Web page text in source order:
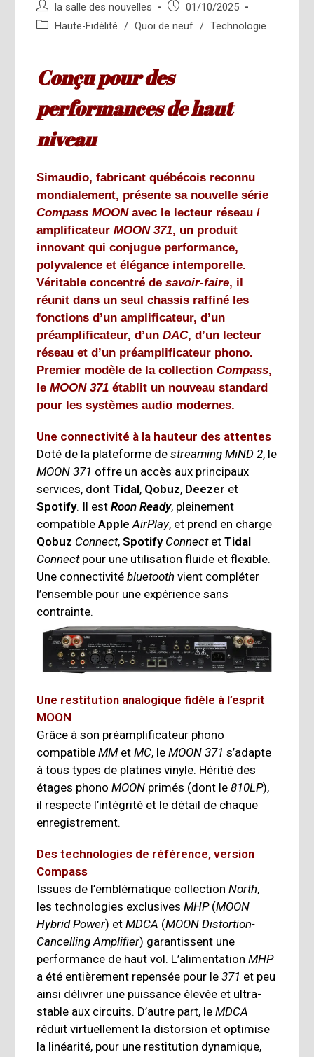
Auteur/autrice
de
la salle des nouvelles
Publication
publiée :
01/10/2025
PostHaute-Fidélité / Quoi de neuf / Technologie
Conçu pour des
performances de haut
niveau
Simaudio, fabricant québécois reconnu
mondialement, présente sa nouvelle série
Compass MOONavec le lecteur réseau /
amplificateurMOON 371, un produit
innovant qui conjugue performance,
polyvalence et élégance intemporelle.
Véritable concentré desavoir-faire, il
réunit dans un seul chassis raffiné les
fonctions d’un amplificateur, d’un
préamplificateur, d’unDAC, d’un lecteur
réseau et d’un préamplificateur phono.
Premier modèle de la collectionCompass,
leMOON 371 établit un nouveau standard
pour les systèmes audio modernes.
Une connectivité à la hauteur des attentes
Doté de la plateforme destreaming MiND 2, le
MOON 371 offre un accès aux principaux
services, dontTidal, Qobuz, Deezer et
Spotify. Il estRoon Ready, pleinement
compatibleApple AirPlay, et prend en charge
Qobuz Connect,Spotify ConnectetTidal
Connectpour une utilisation fluide et flexible.
Une connectivitébluetooth vient compléter
l’ensemble pour une expérience sans
contrainte.
Une restitution analogique fidèle à l’esprit
MOON
Grâce à son préamplificateur phono
compatibleMMetMC, leMOON 371 s’adapte
à tous types de platines vinyle. Héritié des
étages phonoMOON primés (dont le810LP),
il respecte l’intégrité et le détail de chaque
enregistrement.
Des technologies de référence, version
Compass
Issues de l’emblématique collectionNorth,
les technologies exclusivesMHP(MOON
Hybrid Power) etMDCA (MOON Distortion-
Cancelling Amplifier) garantissent une
performance de haut vol. L’alimentationMHP
a été entièrement repensée pour le371 et peu
ainsi délivrer une puissance élevée et ultra-
stable aux circuits. D’autre part, leMDCA
réduit virtuellement la distorsion et optimise
la linéarité, pour une restitution dynamique,